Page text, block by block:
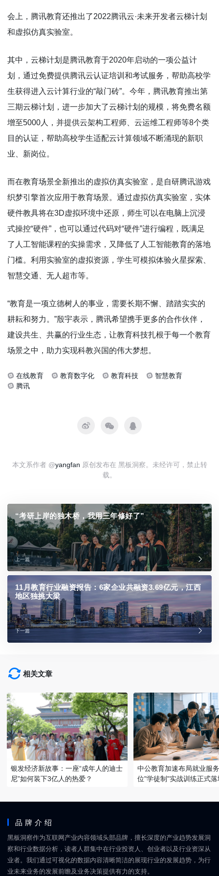
会上，腾讯教育还推出了2022腾讯云·未来开发者云梯计划
和虚拟仿真实验室。
其中，云梯计划是腾讯教育于2020年启动的一项公益计
划，通过免费提供腾讯云认证培训和考试服务，帮助高校学
生获得进入云计算行业的“敲门砖”。今年，腾讯教育推出第
三期云梯计划，进一步加大了云梯计划的规模，将免费名额
增至5000人，并提供云架构工程师、云运维工程师等8个类
目的认证，帮助高校学生适配云计算领域不断涌现的新职
业、新岗位。
而在教育场景全新推出的虚拟仿真实验室，是自研腾讯游戏
织梦引擎首次应用于教育场景。通过虚拟仿真实验室，实体
硬件教具将在3D虚拟环境中还原，师生可以在电脑上沉浸
式操控“硬件”，也可以通过代码对“硬件”进行编程，既满足
了人工智能课程的实操需求，又降低了人工智能教育的落地
门槛。利用实验室的虚拟资源，学生可模拟体验火星探索、
智慧交通、无人超市等。
“教育是一项立德树人的事业，需要长期不懈、踏踏实实的
耕耘和努力。”殷宇表示，腾讯希望携手更多的合作伙伴，
建设共生、共赢的行业生态，让教育科技扎根于每一个教育
场景之中，助力实现科教兴国的伟大梦想。
在线教育 教育数字化 教育科技
智慧教育
腾讯
本文系作者 @yangfan 原创发布在 黑板洞察。未经许可，禁止转
载。
“考研上岸的独木桥，我用三年修好了”
上一篇
11月教育行业融资报告：6家企业共融资3.69亿元，江西
地区独挑大梁
下一篇
相关文章
银发经济新故事：一座“成年人的迪士
尼”如何装下3亿人的热爱？
中公教育加速布局就业服
位"学徒制"实战训练正式落
品牌介绍
黑板洞察作为互联网产业内容领域头部品牌，擅长深度的产业趋势发展洞
察和行业数据分析，读者人群集中在行业投资人、创业者以及行业资深从
业者。我们通过可视化的数据内容清晰简洁的展现行业的发展趋势，为行
业未来业务的发展前瞻及业务决策提供有力的支持。